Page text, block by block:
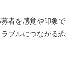
者を感覚や印象で
ブルにつながる恐